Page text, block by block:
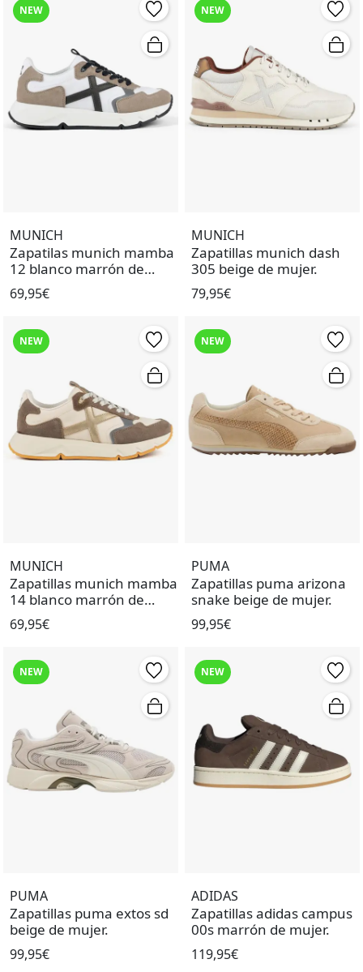
NEW
MUNICH
Zapatilas munich mamba
12 blanco marrón de
mujer.
69,95€
NEW
MUNICH
Zapatillas munich dash
305 beige de mujer.
79,95€
NEW
MUNICH
Zapatillas munich mamba
14 blanco marrón de
mujer.
69,95€
NEW
PUMA
Zapatillas puma arizona
snake beige de mujer.
99,95€
NEW
PUMA
Zapatillas puma extos sd
beige de mujer.
99,95€
NEW
ADIDAS
Zapatillas adidas campus
00s marrón de mujer.
119,95€